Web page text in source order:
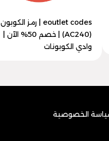
eoutlet codes | رمز الكوبون
(AC240) | خصم 50% الآن |
وادي الكوبونات
الخصوصية